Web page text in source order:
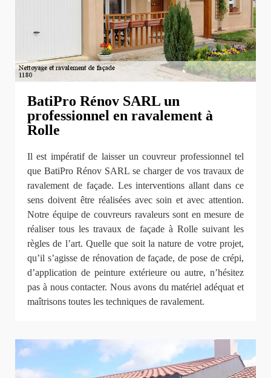
BatiPro Rénov SARL un
professionnel en ravalement à
Rolle
Il est impératif de laisser un couvreur professionnel tel
que BatiPro Rénov SARL se charger de vos travaux de
ravalement de façade. Les interventions allant dans ce
sens doivent être réalisées avec soin et avec attention.
Notre équipe de couvreurs ravaleurs sont en mesure de
réaliser tous les travaux de façade à Rolle suivant les
règles de l’art. Quelle que soit la nature de votre projet,
qu’il s’agisse de rénovation de façade, de pose de crépi,
d’application de peinture extérieure ou autre, n’hésitez
pas à nous contacter. Nous avons du matériel adéquat et
maîtrisons toutes les techniques de ravalement.